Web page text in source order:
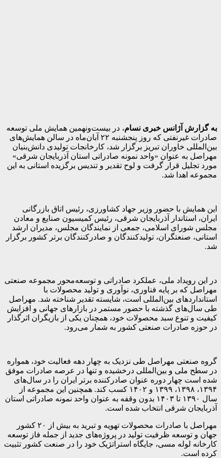
به گزارش آژانس خبری نسام، در بیست‌ونهمین همایش ملی توسعه
صادرات غیرنفتی که روز پنجشنبه ۲۲ آبان‌ماه در سالن همایش‌های
بین‌المللی خاوران تبریز برگزار شد، کارخانجات تولیدی دانش‌بنیان
مهراصل به عنوان «واحد نمونه صادراتی استان آذربایجان شرقی»
مورد تجلیل قرار گرفت و لوح تقدیر و تندیس برگزیده استانی به این
مجموعه اهدا شد.
این همایش با حضور وزیر جهاد کشاورزی، رئیس اتاق بازرگانی
ایران، استاندار آذربایجان شرقی، رئیس کمیسیون صنایع و معادن
مجلس شورای اسلامی، جمعی از نمایندگان مجلس، مدیران ارشد
استانی، صنعتگران، تولیدکنندگان و صادرکنندگان برتر کشور برگزار
شد.
در این رویداد ملی، عملکرد صادراتی و توسعه‌محور مجموعه صنعتی
مهراصل که بر پایه فناوری، نوآوری و تولید محصولات با
استانداردهای بین‌المللی است، شایسته تقدیر شناخته شد. مهراصل
طی سال‌های گذشته با حضور مستمر در بازارهای جهانی و افزایش
کیفیت و تنوع سبد محصولات خود، همچنان یکی از بازیگران اثرگذار
در حوزه صادرات صنعتی کشور به شمار می‌رود.
گروه صنعتی مهراصل طی نزدیک به چهار دهه فعالیت خود، همواره
در سطح ملی و بین‌المللی درخشیده و تنها در عرصه صادرات موفق
شده است چهار دوره عنوان صادرکننده برتر ایران را در سال‌های
۱۳۹۴، ۱۳۹۸، ۱۳۹۹ و ۱۴۰۲ کسب کند. همچنین این مجموعه از
سال ۱۳۹۰ تا ۱۴۰۳ بدون وقفه به عنوان واحد نمونه صادراتی استان
آذربایجان شرقی انتخاب شده است.
مهراصل با صادرات محصولات تهویه و تبرید به بیش از ۲۰ کشور
جهان و توسعه ظرفیت تولید در پروژه‌های جدید از جمله فاز توسعه
کارخانه لوله مسی، جایگاه استراتژیک خود را در صنعت کشور تثبیت
کرده است.